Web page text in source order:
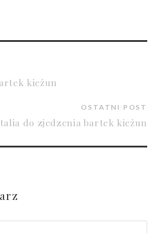
kieżun
OSTATNI POST
do zjedzenia bartek kieżun